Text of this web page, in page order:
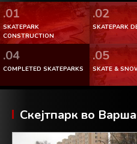
.01
SKATEPARK
CONSTRUCTION
.02
SKATEPARK
.04
COMPLETED SKATEPARKS
.05
SKATE &
Скејтпарк во